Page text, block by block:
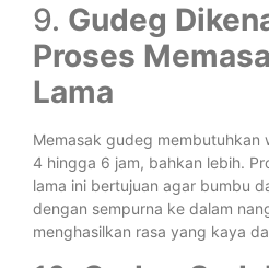
9. Gudeg
Proses
Lama
Memasak gudeg membutuhkan
4 hingga 6 jam, bahkan lebih.
lama ini bertujuan agar bumbu
dengan sempurna ke dalam
menghasilkan rasa yang kaya